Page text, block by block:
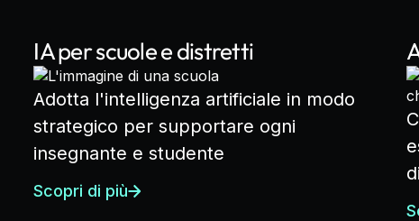
IA per scuole e distretti
Adotta l'intelligenza artificiale in modo
strategico per supportare ogni
insegnante e studente
Scopri di più